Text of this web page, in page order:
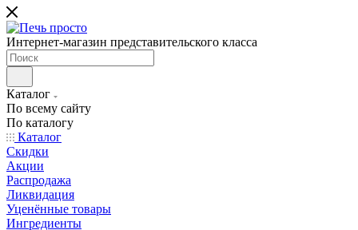
Интернет-магазин представительского класса
Каталог
По всему сайту
По каталогу
Каталог
Скидки
Акции
Распродажа
Ликвидация
Уценённые товары
Ингредиенты